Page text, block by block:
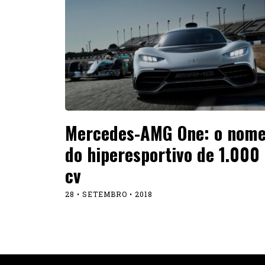
Mercedes-AMG One: o
do hiperesportivo de 1.000
cv
28 • SETEMBRO • 2018